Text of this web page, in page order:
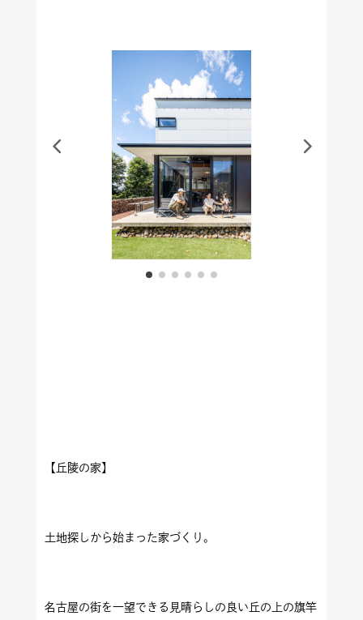
【丘陵の家】
土地探しから始まった家づくり。
名古屋の街を一望できる見晴らしの良い丘の上の旗竿